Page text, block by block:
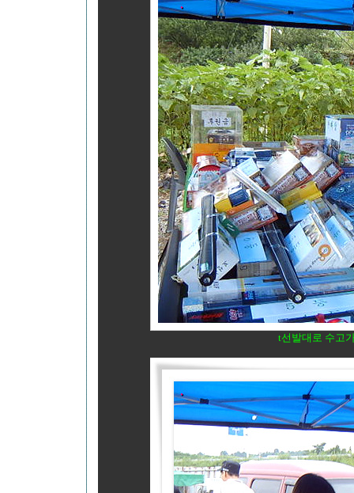
t선발대로 수고